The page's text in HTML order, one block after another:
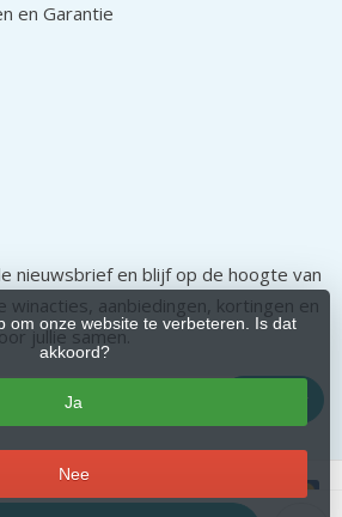
om onze website te verbeteren. Is dat
akkoord?
Ja
Nee
en Garantie
nieuwsbrief en blijf op de hoogte van
winacties, aanbiedingen, kortingen en
jullie samen.
Abonneer